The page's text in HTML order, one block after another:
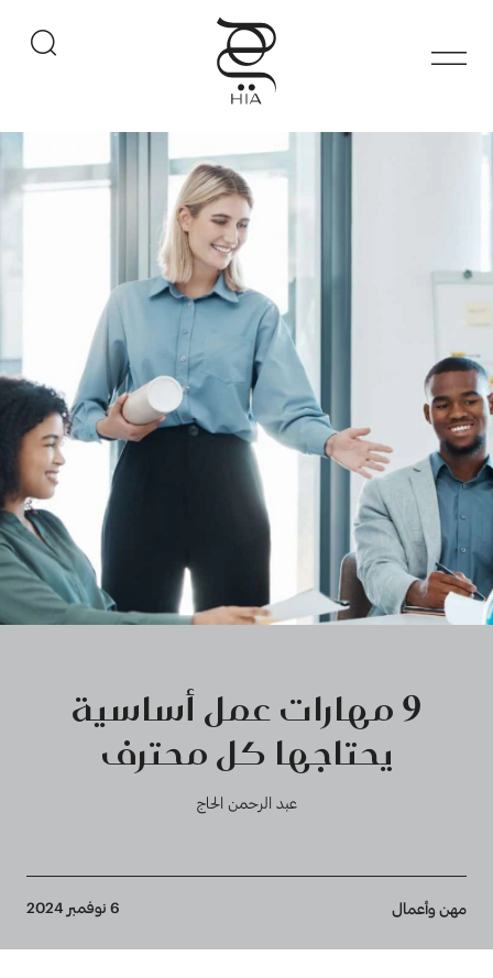
9 مهارات عمل أساسية
يحتاجها كل محترف
عبد الرحمن الحاج
Breadcrumb
مهن وأعمال 6 نوفمبر 2024